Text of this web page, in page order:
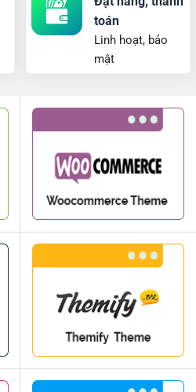
toán
Linh hoạt, bảo
mật